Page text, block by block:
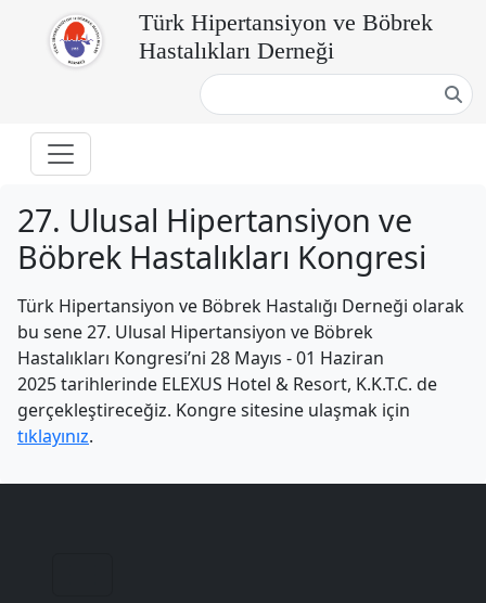
Türk Hipertansiyon ve Böbrek
Hastalıkları Derneği
27. Ulusal Hipertansiyon ve
Böbrek Hastalıkları Kongresi
Türk Hipertansiyon ve Böbrek Hastalığı Derneği olarak
bu sene 27. Ulusal Hipertansiyon ve Böbrek
Hastalıkları Kongresi’ni 28 Mayıs - 01 Haziran
2025 tarihlerinde ELEXUS Hotel & Resort, K.K.T.C. de
gerçekleştireceğiz. Kongre sitesine ulaşmak için
tıklayınız.